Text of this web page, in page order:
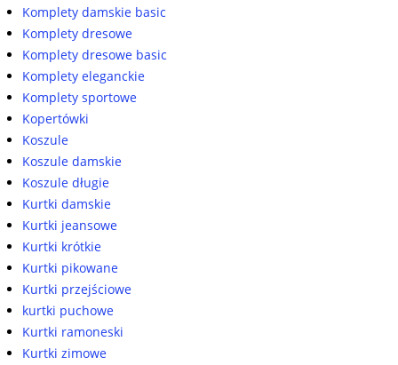
Komplety damskie basic
Komplety dresowe
Komplety dresowe basic
Komplety eleganckie
Komplety sportowe
Kopertówki
Koszule
Koszule damskie
Koszule długie
Kurtki damskie
Kurtki jeansowe
Kurtki krótkie
Kurtki pikowane
Kurtki przejściowe
kurtki puchowe
Kurtki ramoneski
Kurtki zimowe